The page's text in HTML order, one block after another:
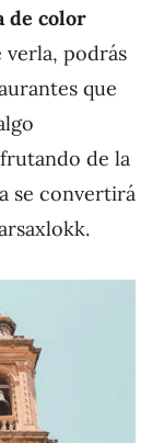
de color
verla, podrás
que
de la
se convertirá